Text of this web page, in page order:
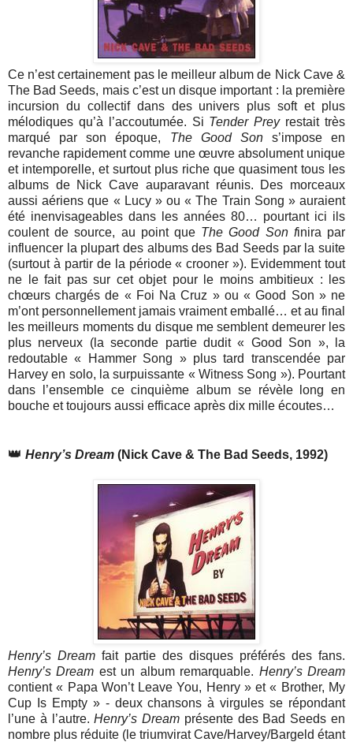
Ce n’est certainement pas le meilleur album de Nick Cave &
The Bad Seeds, mais c’est un disque important : la première
incursion du collectif dans des univers plus soft et plus
mélodiques qu’à l’accoutumée. Si Tender Prey restait très
marqué par son époque, The Good Son s’impose en
revanche rapidement comme une œuvre absolument unique
et intemporelle, et surtout plus riche que quasiment tous les
albums de Nick Cave auparavant réunis. Des morceaux
aussi aériens que « Lucy » ou « The Train Song » auraient
été inenvisageables dans les années 80… pourtant ici ils
coulent de source, au point que The Good Son finira par
influencer la plupart des albums des Bad Seeds par la suite
(surtout à partir de la période « crooner »). Evidemment tout
ne le fait pas sur cet objet pour le moins ambitieux : les
chœurs chargés de « Foi Na Cruz » ou « Good Son » ne
m’ont personnellement jamais vraiment emballé… et au final
les meilleurs moments du disque me semblent demeurer les
plus nerveux (la seconde partie dudit « Good Son », la
redoutable « Hammer Song » plus tard transcendée par
Harvey en solo, la surpuissante « Witness Song »). Pourtant
dans l’ensemble ce cinquième album se révèle long en
bouche et toujours aussi efficace après dix mille écoutes…
👑 Henry’s Dream (Nick Cave & The Bad Seeds, 1992)
Henry’s Dream fait partie des disques préférés des fans.
Henry’s Dream est un album remarquable. Henry’s Dream
contient « Papa Won’t Leave You, Henry » et « Brother, My
Cup Is Empty » - deux chansons à virgules se répondant
l’une à l’autre.Henry’s Dream présente des Bad Seeds en
nombre plus réduite (le triumvirat Cave/Harvey/Bargeld étant